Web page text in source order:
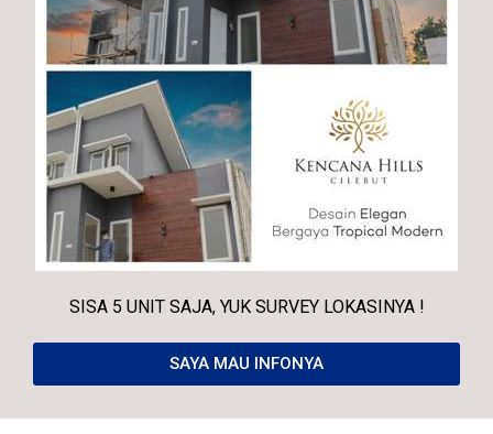
SISA 5 UNIT SAJA, YUK SURVEY LOKASINYA !
SAYA MAU INFONYA